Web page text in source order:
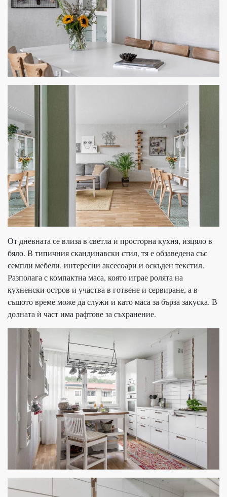
От дневната се влиза в светла и просторна кухня, изцяло в
бяло. В типичния скандинавски стил, тя е обзаведена със
семпли мебели, интересни аксесоари и оскъден текстил.
Разполага с компактна маса, която играе ролята на
кухненски остров и участва в готвене и сервиране, а в
същото време може да служи и като маса за бърза закуска. В
долната ѝ част има рафтове за съхранение.